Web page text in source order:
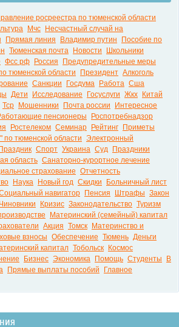
росреестра по тюменской области
Мчс
Несчастный случай на
Прямая линия Владимир путин
Пособие по
Тюменская почта Новости
Школьники
Фсс рф Россия
Предупредительные меры
тюменской области
Президент Алкоголь
Санкции Госдума Работа Сша
Дети Исследование Госуслуги Жкх
Китай
Тср Мошенники Почта россии
Интересное
пенсионеры
Роспотребнадзор
Ростелеком Семинар Рейтинг
Приметы
по тюменской области Электронный
Праздник Спорт Украина Суд
Праздники
область Санаторно-курортное лечение
страхование Отчетность
Наука Новый год Скидки
Больничный лист
навигатор Пенсия Штрафы Закон
Чиновники Кризис Законодательство Туризм
Материнский (семейный) капитал
Акция Томск
Материнство и
взносы Обеспечение Тюмень Деньги
капитал Тобольск
Космос
Бизнес Экономика Помощь Студенты
В
Прямые выплаты пособий
Главное